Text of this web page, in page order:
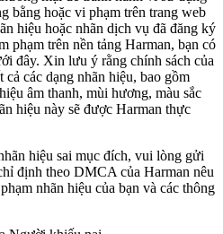
bằng hoặc vi phạm trên trang web
hiệu hoặc nhãn dịch vụ đã đăng ký
phạm trên nền tảng Harman, bạn có
đây. Xin lưu ý rằng chính sách của
các dạng nhãn hiệu, bao gồm
âm thanh, mùi hương, màu sắc
hiệu này sẽ được Harman thực
hiệu sai mục đích, vui lòng gửi
định theo DMCA của Harman nêu
nhãn hiệu của bạn và các thông